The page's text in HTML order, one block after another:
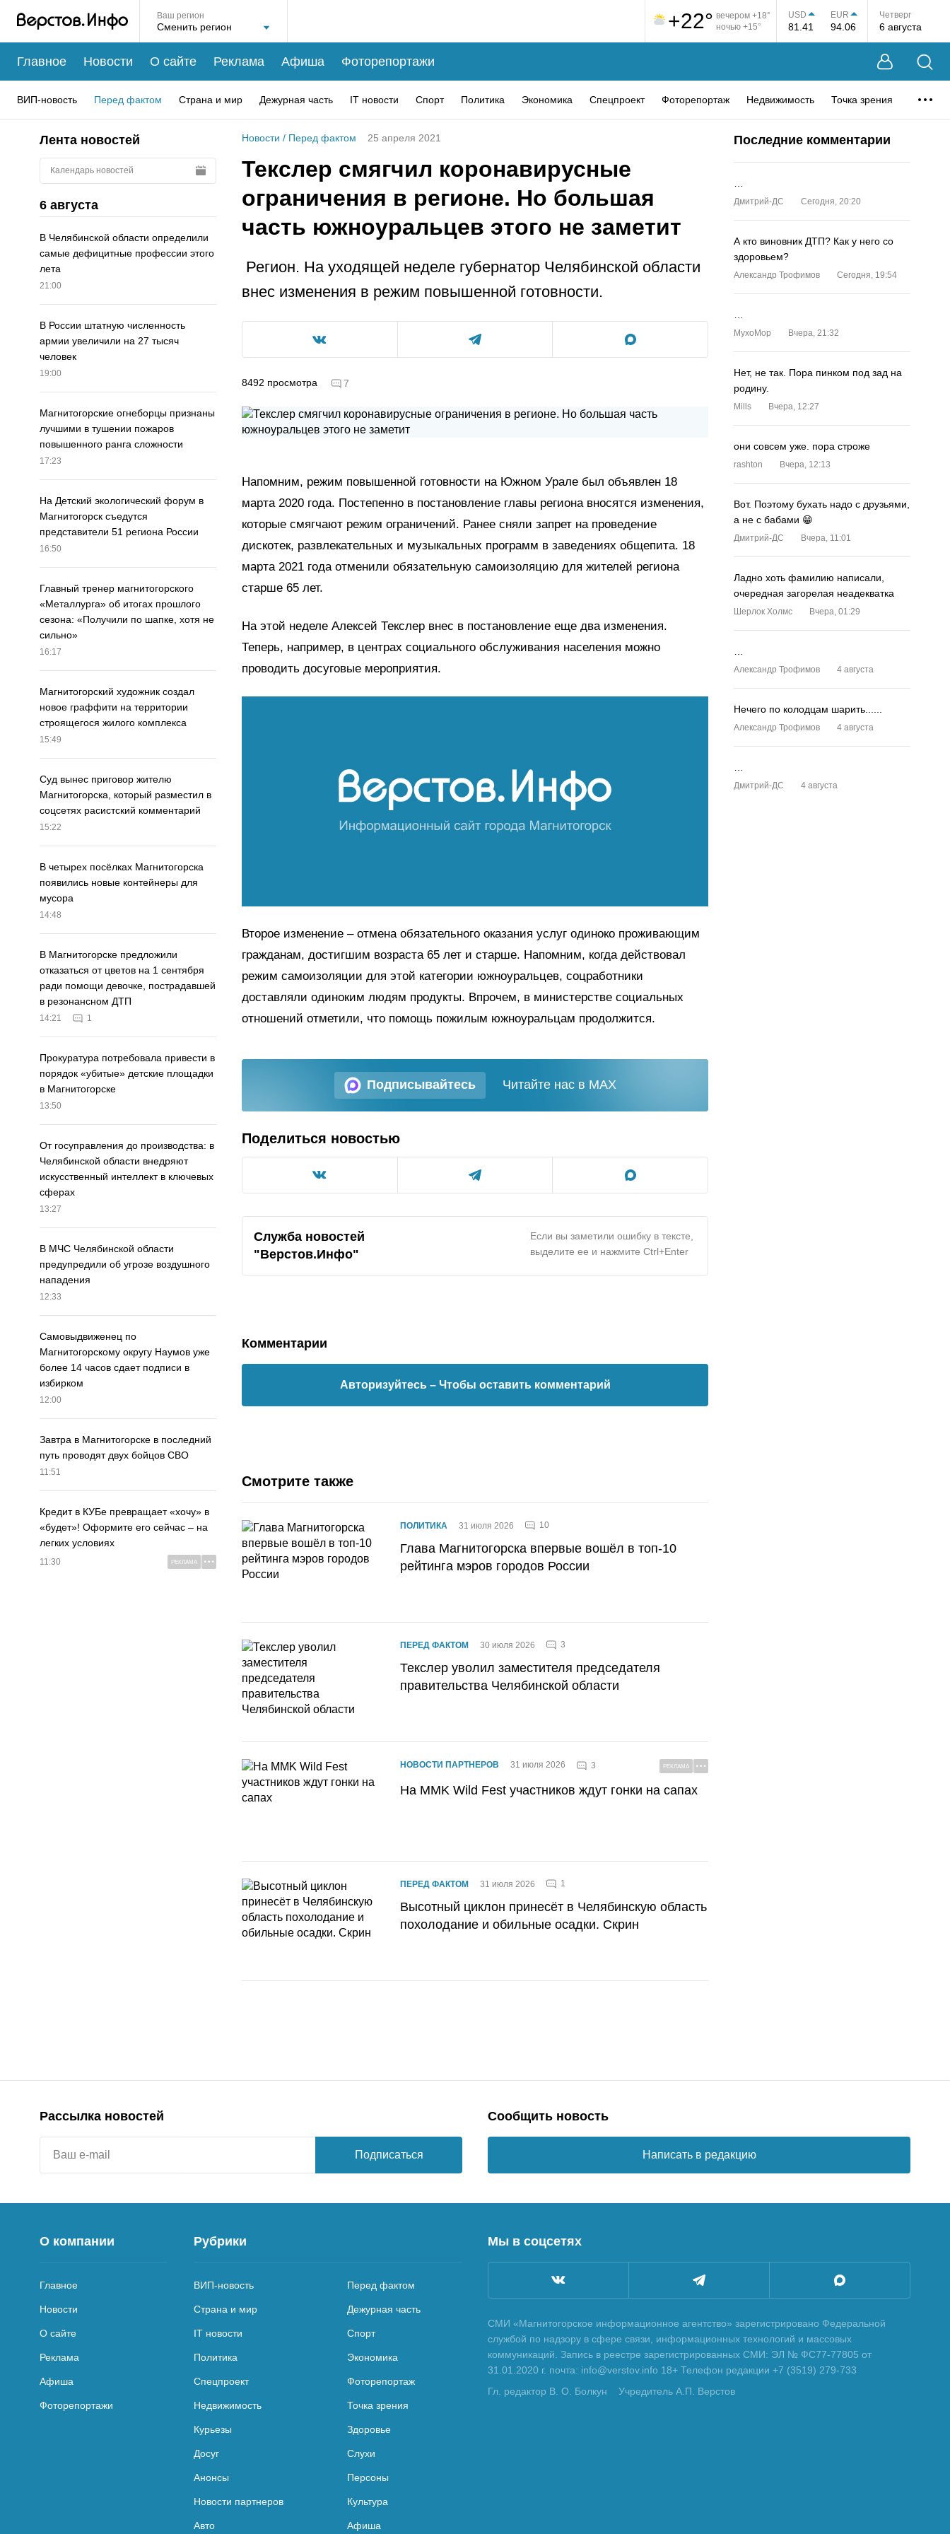
Ваш регион +22° вечером +18°
ночью +15°
USD
81.41
EUR
94.06
Четверг
6 августа
Главное Новости О сайте Реклама Афиша Фоторепортажи
ВИП-новость Перед фактом Страна и мир Дежурная часть IT новости Спорт Политика Экономика Спецпроект Фоторепортаж Недвижимость Точка зрения
Лента новостей
Календарь новостей
6 августа
В Челябинской области определили
самые дефицитные профессии этого
лета
21:00
В России штатную численность
армии увеличили на 27 тысяч
человек
19:00
Магнитогорские огнеборцы признаны
лучшими в тушении пожаров
повышенного ранга сложности
17:23
На Детский экологический форум в
Магнитогорск съедутся
представители 51 региона России
16:50
Главный тренер магнитогорского
«Металлурга» об итогах прошлого
сезона: «Получили по шапке, хотя не
сильно»
16:17
Магнитогорский художник создал
новое граффити на территории
строящегося жилого комплекса
15:49
Суд вынес приговор жителю
Магнитогорска, который разместил в
соцсетях расистский комментарий
15:22
В четырех посёлках Магнитогорска
появились новые контейнеры для
мусора
14:48
В Магнитогорске предложили
отказаться от цветов на 1 сентября
ради помощи девочке, пострадавшей
в резонансном ДТП
14:21 1
Прокуратура потребовала привести в
порядок «убитые» детские площадки
в Магнитогорске
13:50
От госуправления до производства: в
Челябинской области внедряют
искусственный интеллект в ключевых
сферах
13:27
В МЧС Челябинской области
предупредили об угрозе воздушного
нападения
12:33
Самовыдвиженец по
Магнитогорскому округу Наумов уже
более 14 часов сдает подписи в
избирком
12:00
Завтра в Магнитогорске в последний
путь проводят двух бойцов СВО
11:51
Кредит в КУБе превращает «хочу» в
«будет»! Оформите его сейчас – на
легких условиях
11:30 РЕКЛАМА
Новости / Перед фактом 25 апреля 2021
Текслер смягчил коронавирусные
ограничения в регионе. Но большая
часть южноуральцев этого не заметит
Регион. На уходящей неделе губернатор Челябинской области
внес изменения в режим повышенной готовности.
8492 просмотра 7
Напомним, режим повышенной готовности на Южном Урале был объявлен 18
марта 2020 года. Постепенно в постановление главы региона вносятся изменения,
которые смягчают режим ограничений. Ранее сняли запрет на проведение
дискотек, развлекательных и музыкальных программ в заведениях общепита. 18
марта 2021 года отменили обязательную самоизоляцию для жителей региона
старше 65 лет.
На этой неделе Алексей Текслер внес в постановление еще два изменения.
Теперь, например, в центрах социального обслуживания населения можно
проводить досуговые мероприятия.
Второе изменение – отмена обязательного оказания услуг одиноко проживающим
гражданам, достигшим возраста 65 лет и старше. Напомним, когда действовал
режим самоизоляции для этой категории южноуральцев, соцработники
доставляли одиноким людям продукты. Впрочем, в министерстве социальных
отношений отметили, что помощь пожилым южноуральцам продолжится.
Подписывайтесь Читайте нас в MAX
Поделиться новостью
Служба новостей
"Верстов.Инфо"
Если вы заметили ошибку в тексте,
выделите ее и нажмите Ctrl+Enter
Комментарии
Авторизуйтесь – Чтобы оставить комментарий
Смотрите также
ПОЛИТИКА 31 июля 2026 10
Глава Магнитогорска впервые вошёл в топ-10
рейтинга мэров городов России
ПЕРЕД ФАКТОМ 30 июля 2026 3
Текслер уволил заместителя председателя
правительства Челябинской области
НОВОСТИ ПАРТНЕРОВ 31 июля 2026 3 РЕКЛАМА
На MMK Wild Fest участников ждут гонки на сапах
ПЕРЕД ФАКТОМ 31 июля 2026 1
Высотный циклон принесёт в Челябинскую область
похолодание и обильные осадки. Скрин
Последние комментарии
Дмитрий-ДС Сегодня, 20:20
А кто виновник ДТП? Как у него со
здоровьем?
Александр Трофимов Сегодня, 19:54
MyxoMop Вчера, 21:32
Нет, не так. Пора пинком под зад на
родину.
Mills Вчера, 12:27
они совсем уже. пора строже
rashton Вчера, 12:13
Вот. Поэтому бухать надо с друзьями,
а не с бабами 😁
Дмитрий-ДС Вчера, 11:01
Ладно хоть фамилию написали,
очередная загорелая неадекватка
Шерлок Холмс Вчера, 01:29
Александр Трофимов 4 августа
Нечего по колодцам шарить......
Александр Трофимов 4 августа
Дмитрий-ДС 4 августа
Рассылка новостей
Подписаться
Сообщить новость
Написать в редакцию
О компании
Главное
Новости
О сайте
Реклама
Афиша
Фоторепортажи
Рубрики
ВИП-новость Перед фактом
Страна и мир Дежурная часть
IT новости Спорт
Политика Экономика
Спецпроект Фоторепортаж
Недвижимость Точка зрения
Курьезы Здоровье
Досуг Слухи
Анонсы Персоны
Новости партнеров Культура
Авто Афиша
Мы в соцсетях
СМИ «Магнитогорское информационное агентство» зарегистрировано Федеральной
службой по надзору в сфере связи, информационных технологий и массовых
коммуникаций. Запись в реестре зарегистрированных СМИ: ЭЛ № ФС77-77805 от
31.01.2020 г. почта: info@verstov.info 18+ Телефон редакции +7 (3519) 279-733
Гл. редактор В. О. Болкун
Учредитель А.П. Верстов